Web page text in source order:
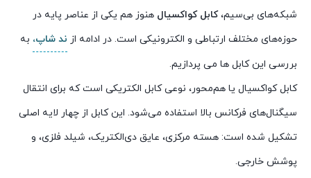
شبکه‌های بی‌سیم،کابل کواکسیال هنوز هم یکی از عناصر پایه در
حوزه‌های مختلف ارتباطی و الکترونیکی است. در ادامه از ند شاپ، به
بررسی این کابل ها می پردازیم.
کابل کواکسیال یا هم‌محور، نوعی کابل الکتریکی است که برای انتقال
سیگنال‌های فرکانس بالا استفاده می‌شود. این کابل از چهار لایه اصلی
تشکیل شده است: هسته مرکزی، عایق دی‌الکتریک، شیلد فلزی، و
پوشش خارجی.